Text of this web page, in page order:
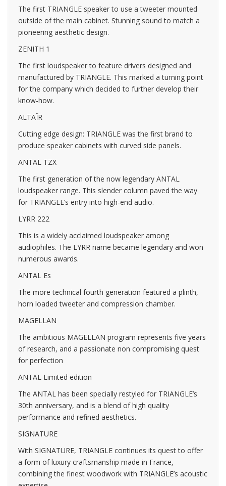
The first TRIANGLE speaker to use a tweeter mounted
outside of the main cabinet. Stunning sound to match a
pioneering aesthetic design.
ZENITH 1
The first loudspeaker to feature drivers designed and
manufactured by TRIANGLE. This marked a turning point
for the company which decided to further develop their
know-how.
ALTAÏR
Cutting edge design: TRIANGLE was the first brand to
produce speaker cabinets with curved side panels.
ANTAL TZX
The first generation of the now legendary ANTAL
loudspeaker range. This slender column paved the way
for TRIANGLE’s entry into high-end audio.
LYRR 222
This is a widely acclaimed loudspeaker among
audiophiles. The LYRR name became legendary and won
numerous awards.
ANTAL Es
The more technical fourth generation featured a plinth,
horn loaded tweeter and compression chamber.
MAGELLAN
The ambitious MAGELLAN program represents five years
of research, and a passionate non compromising quest
for perfection
ANTAL Limited edition
The ANTAL has been specially restyled for TRIANGLE’s
30th anniversary, and is a blend of high quality
performance and refined aesthetics.
SIGNATURE
With SIGNATURE, TRIANGLE continues its quest to offer
a form of luxury craftsmanship made in France,
combining the finest woodwork with TRIANGLE’s acoustic